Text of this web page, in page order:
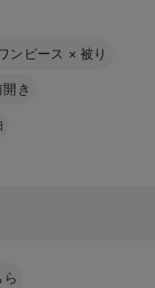
ンピース ×被り
開き